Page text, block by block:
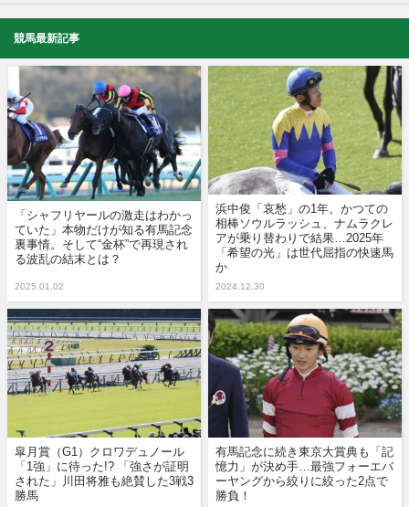
競馬最新記事
「シャフリヤールの激走はわかっ
ていた」本物だけが知る有馬記念
裏事情。そして“金杯”で再現され
る波乱の結末とは？
2025.01.02
浜中俊「哀愁」の1年。かつての
相棒ソウルラッシュ、ナムラクレ
アが乗り替わりで結果…2025年
「希望の光」は世代屈指の快速馬
か
2024.12.30
皐月賞（G1）クロワデュノール
「1強」に待った!? 「強さが証明
された」川田将雅も絶賛した3戦3
勝馬
有馬記念に続き東京大賞典も「記
憶力」が決め手…最強フォーエバ
ーヤングから絞りに絞った2点で
勝負！